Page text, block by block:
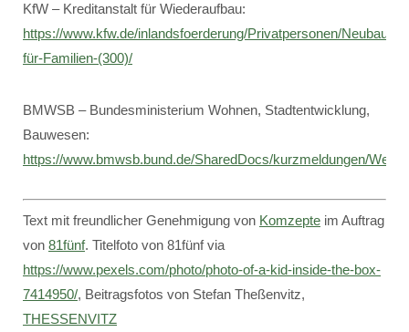
KfW – Kreditanstalt für Wiederaufbau:
https://www.kfw.de/inlandsfoerderung/Privatpersonen/Neubau/
für-Familien-(300)/
BMWSB – Bundesministerium Wohnen, Stadtentwicklung,
Bauwesen:
https://www.bmwsb.bund.de/SharedDocs/kurzmeldungen/
Text mit freundlicher Genehmigung von Komzepte im Auftrag
von 81fünf. Titelfoto von 81fünf via
https://www.pexels.com/photo/photo-of-a-kid-inside-the-box-
7414950/, Beitragsfotos von Stefan Theßenvitz,
THESSENVITZ